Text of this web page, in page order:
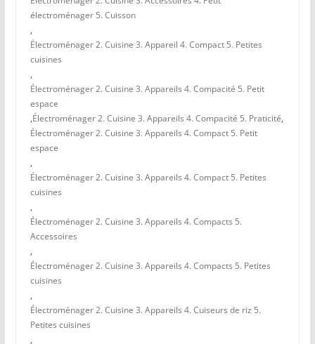
électroménager 5. Cuisson
,
Électroménager 2. Cuisine 3. Appareil 4. Compact 5. Petites
cuisines
,
Électroménager 2. Cuisine 3. Appareils 4. Compacité 5. Petit
espace
,Électroménager 2. Cuisine 3. Appareils 4. Compacité 5. Praticité,
Électroménager 2. Cuisine 3. Appareils 4. Compact 5. Petit
espace
,
Électroménager 2. Cuisine 3. Appareils 4. Compact 5. Petites
cuisines
,
Électroménager 2. Cuisine 3. Appareils 4. Compacts 5.
Accessoires
,
Électroménager 2. Cuisine 3. Appareils 4. Compacts 5. Petites
cuisines
,
Électroménager 2. Cuisine 3. Appareils 4. Cuiseurs de riz 5.
Petites cuisines
,